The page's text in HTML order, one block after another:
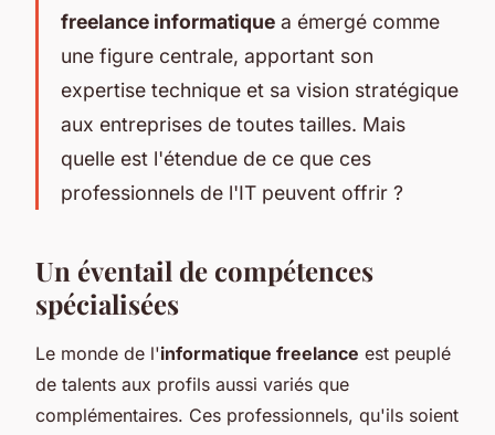
freelance informatique a émergé comme
une figure centrale, apportant son
expertise technique et sa vision stratégique
aux entreprises de toutes tailles. Mais
quelle est l'étendue de ce que ces
professionnels de l'IT peuvent offrir ?
Un éventail de compétences
spécialisées
Le monde de l'informatique freelance est peuplé
de talents aux profils aussi variés que
complémentaires. Ces professionnels, qu'ils soient